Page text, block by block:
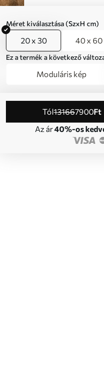
Méret kiválasztása (SzxH cm)
20 x 30 40 x 60
Ez a termék a következő
Moduláris kép
Tól131667900Ft
Az ár40%-os